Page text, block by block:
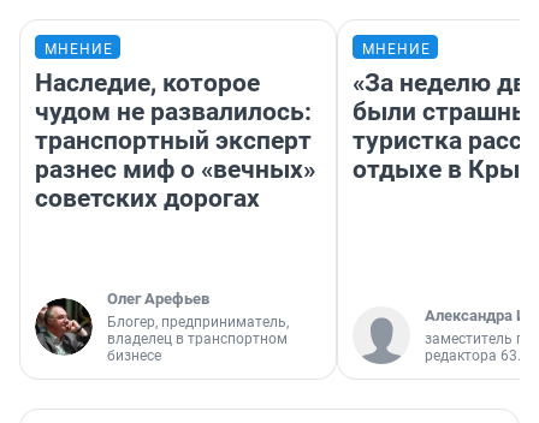
МНЕНИЕ
Наследие, которое
чудом не развалилось:
транспортный эксперт
разнес миф о «вечных»
советских дорогах
Олег Арефьев
Блогер, предприниматель,
владелец в транспортном
бизнесе
МНЕНИЕ
«За неделю
были
туристка
отдыхе в
Александра
заместитель
редактора 63.RU